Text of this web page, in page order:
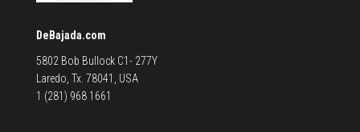
DeBajada.com
5802 Bob Bullock C1- 277Y
Laredo, Tx. 78041, USA
1 (281) 968 1661